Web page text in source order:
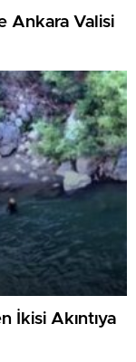
Ankara Valisi
İkisi Akıntıya